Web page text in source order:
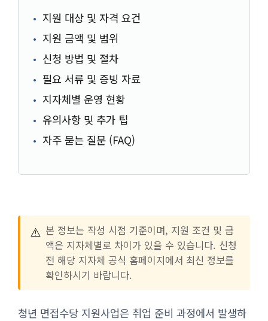
지원 대상 및 자격 요건
지원 금액 및 범위
신청 방법 및 절차
필요 서류 및 증빙 자료
지자체별 운영 현황
유의사항 및 추가 팁
자주 묻는 질문 (FAQ)
⚠️ 본 정보는 작성 시점 기준이며, 지원 조건 및 금
액은 지자체별로 차이가 있을 수 있습니다. 신청
전 해당 지자체 공식 홈페이지에서 최신 정보를
확인하시기 바랍니다.
청년 면접수당 지원사업은 취업 준비 과정에서 발생하